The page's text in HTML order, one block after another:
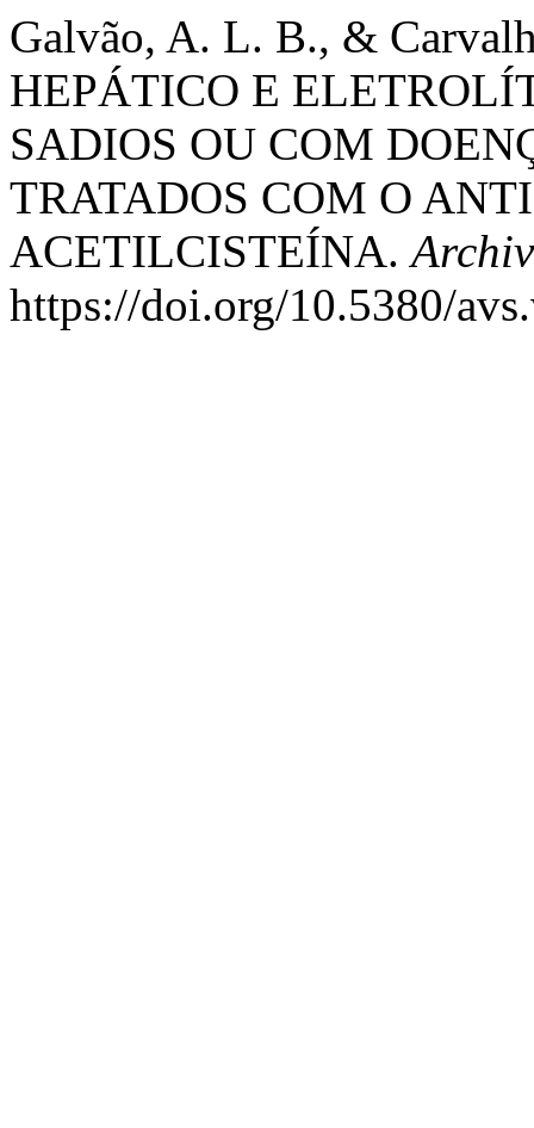
Galvão, A. L. B., &
HEPÁTICO E
SADIOS OU COM
TRATADOS COM O
ACETILCISTEÍNA.
https://doi.org/10.5380/